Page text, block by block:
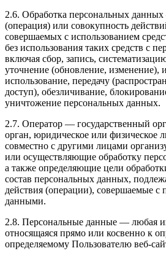
2.6. Обработка персональных
(операция) или совокупность
совершаемых с использованием
без использования таких средств с
включая сбор, запись,
уточнение (обновление, изменение),
использование, передачу
доступ), обезличивание,
уничтожение персональных данных.
2.7. Оператор — государственный
орган, юридическое или физическое
совместно с другими лицами
или осуществляющие обработку
а также определяющие цели
состав персональных данных,
действия (операции), совершаемые с
данными.
2.8. Персональные данные — любая
относящаяся прямо или косвенно к
определяемому Пользователю веб-